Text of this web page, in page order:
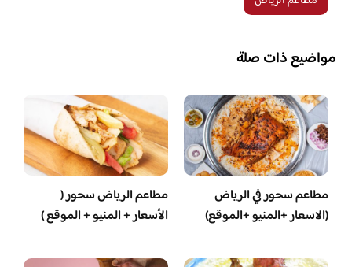
مواضيع ذات صلة
مطاعم سحور في الرياض
(الاسعار +المنيو +الموقع)
مطاعم الرياض سحور (
الأسعار + المنيو + الموقع )